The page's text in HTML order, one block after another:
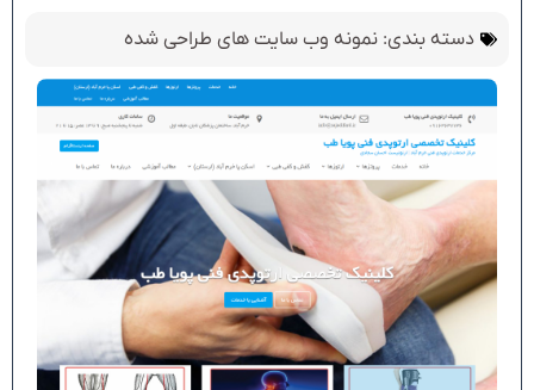
دسته بندی: نمونه وب سایت های طراحی شده